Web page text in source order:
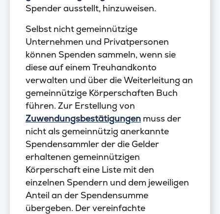
Spender ausstellt, hinzuweisen.
Selbst nicht gemeinnützige
Unternehmen und Privatpersonen
können Spenden sammeln, wenn sie
diese auf einem Treuhandkonto
verwalten und über die Weiterleitung an
gemeinnützige Körperschaften Buch
führen. Zur Erstellung von
Zuwendungsbestätigungen muss der
nicht als gemeinnützig anerkannte
Spendensammler der die Gelder
erhaltenen gemeinnützigen
Körperschaft eine Liste mit den
einzelnen Spendern und dem jeweiligen
Anteil an der Spendensumme
übergeben. Der vereinfachte